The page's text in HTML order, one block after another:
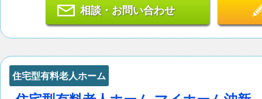
相談・お問い合わせ
住宅型有料老人ホーム